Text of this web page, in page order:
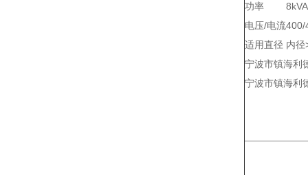
功率
8kVA
电压/电流400/
适用直径 内
宁波市镇海利
宁波市镇海利